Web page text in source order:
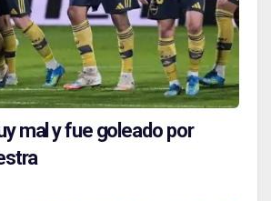
mal y fue goleado por